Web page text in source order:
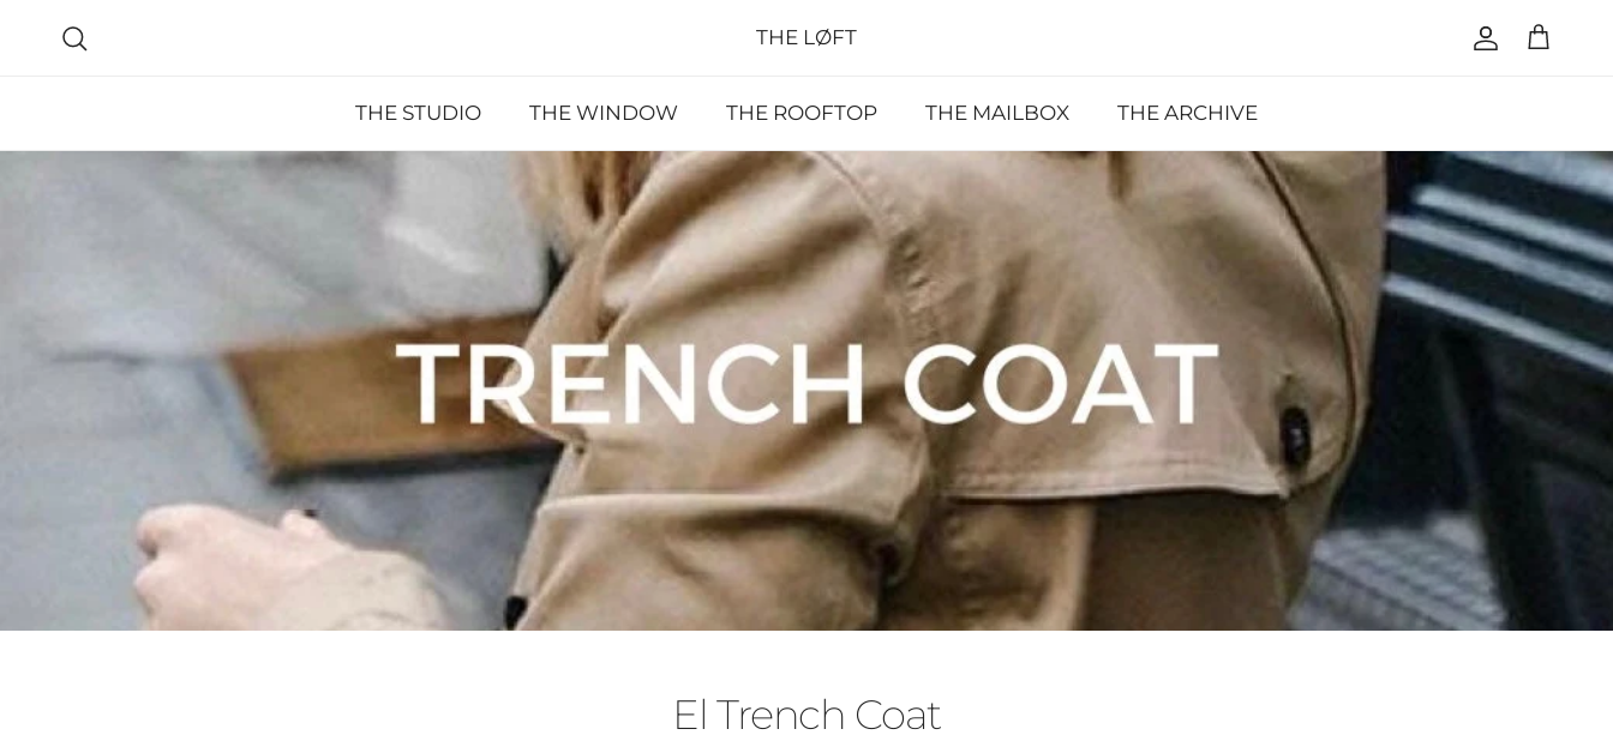
THE LØFT CuentaCarrito
THE STUDIO THE WINDOW THE ROOFTOP THE MAILBOX THE ARCHIVE
El Trench Coat